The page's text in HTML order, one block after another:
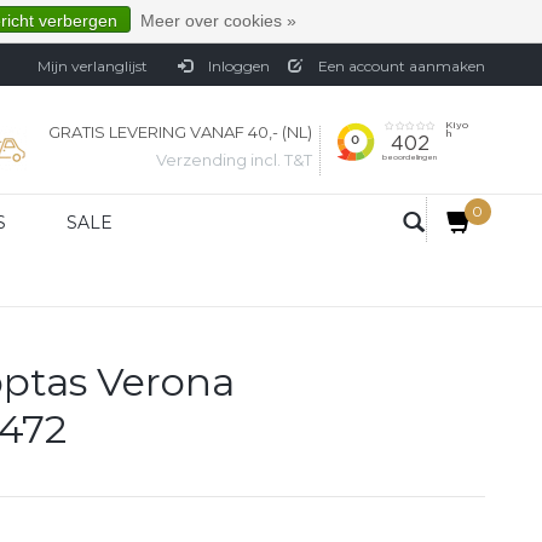
Mijn verlanglijst Inloggen Een account aanmaken
GRATIS LEVERING VANAF 40,- (NL)
Verzending incl. T&T
SALE
0
Verona
verbergen Meer over cookies »